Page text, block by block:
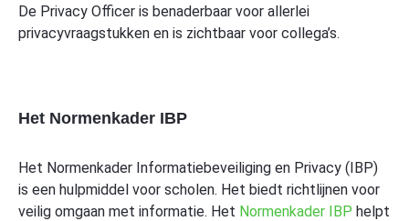
De Privacy Officer is benaderbaar voor allerlei
privacyvraagstukken en is zichtbaar voor collega’s.
Het Normenkader IBP
Het Normenkader Informatiebeveiliging en Privacy (IBP)
is een hulpmiddel voor scholen. Het biedt richtlijnen voor
veilig omgaan met informatie. Het Normenkader IBP helpt